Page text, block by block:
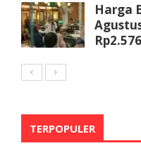
Harga
TERPOPULER